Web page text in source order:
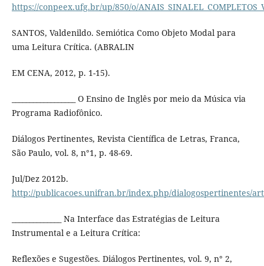
https://conpeex.ufg.br/up/850/o/
SANTOS, Valdenildo. Semiótica Como Objeto Modal para
uma Leitura Crítica. (ABRALIN
EM CENA, 2012, p. 1-15).
__________________ O Ensino de Inglês por meio da Música via
Programa Radiofônico.
Diálogos Pertinentes, Revista Científica de Letras, Franca,
São Paulo, vol. 8, n°1, p. 48-69.
Jul/Dez 2012b.
http://publicacoes.unifran.br/index.php/dialogospertinentes/
______________ Na Interface das Estratégias de Leitura
Instrumental e a Leitura Crítica:
Reflexões e Sugestões. Diálogos Pertinentes, vol. 9, n° 2,